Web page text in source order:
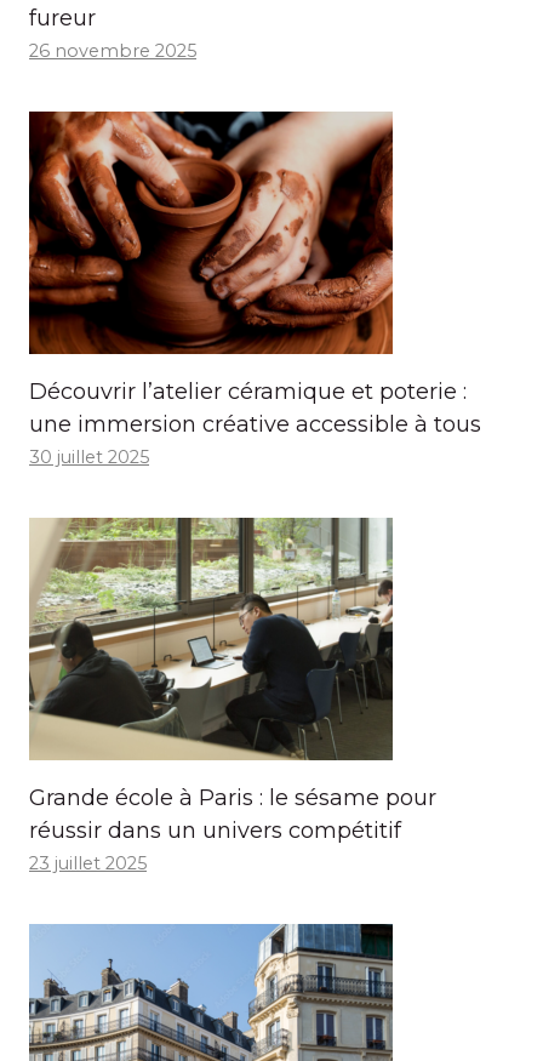
fureur
26 novembre 2025
Découvrir l’atelier céramique et poterie :
une immersion créative accessible à tous
30 juillet 2025
Grande école à Paris : le sésame pour
réussir dans un univers compétitif
23 juillet 2025